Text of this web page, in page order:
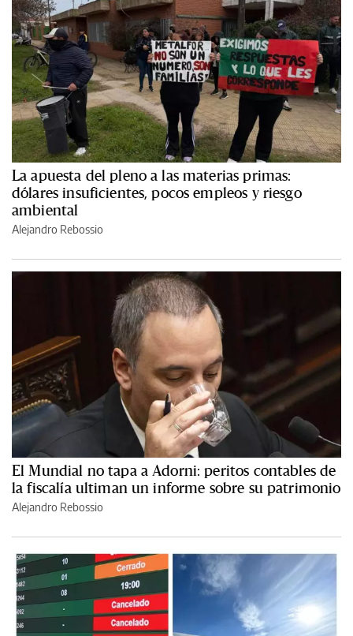
La apuesta del pleno a las materias primas:
dólares insuficientes, pocos empleos y riesgo
ambiental
Alejandro Rebossio
El Mundial no tapa a Adorni: peritos contables de
la fiscalía ultiman un informe sobre su patrimonio
Alejandro Rebossio